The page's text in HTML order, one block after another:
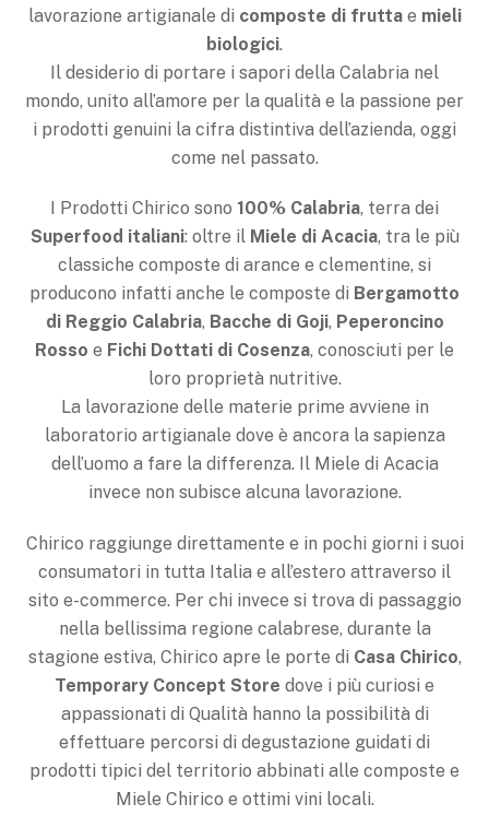
lavorazione artigianale di composte di fruttae mieli
biologici.
Il desiderio di portare i sapori della Calabria nel
mondo, unito all’amore per la qualità e la passione per
i prodotti genuini la cifra distintiva dell’azienda, oggi
come nel passato.
I Prodotti Chirico sono 100% Calabria, terra dei
Superfood italiani: oltre il Miele di Acacia, tra le più
classiche composte di arance e clementine, si
producono infatti anche le composte di Bergamotto
di Reggio Calabria, Bacche di Goji, Peperoncino
Rosso e Fichi Dottati di Cosenza, conosciuti per le
loro proprietà nutritive.
La lavorazione delle materie prime avviene in
laboratorio artigianale dove è ancora la sapienza
dell’uomo a fare la differenza. Il Miele di Acacia
invece non subisce alcuna lavorazione.
Chirico raggiunge direttamente e in pochi giorni i suoi
consumatori in tutta Italia e all’estero attraverso il
sito e-commerce. Per chi invece si trova di passaggio
nella bellissima regione calabrese, durante la
stagione estiva, Chirico apre le porte di Casa Chirico,
Temporary Concept Store dove i più curiosi e
appassionati di Qualità hanno la possibilità di
effettuare percorsi di degustazione guidati di
prodotti tipici del territorio abbinati alle composte e
Miele Chirico e ottimi vini locali.